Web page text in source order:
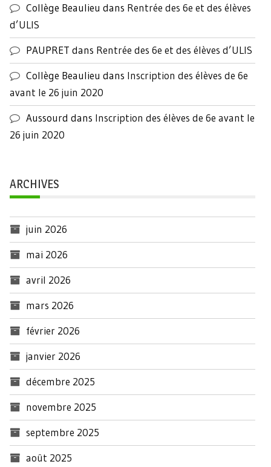
Collège Beaulieu dans Rentrée des 6e et des élèves
d’ULIS
PAUPRET dans Rentrée des 6e et des élèves d’ULIS
Collège Beaulieu dans Inscription des élèves de 6e
avant le 26 juin 2020
Aussourd dans Inscription des élèves de 6e avant le
26 juin 2020
ARCHIVES
juin 2026
mai 2026
avril 2026
mars 2026
février 2026
janvier 2026
décembre 2025
novembre 2025
septembre 2025
août 2025